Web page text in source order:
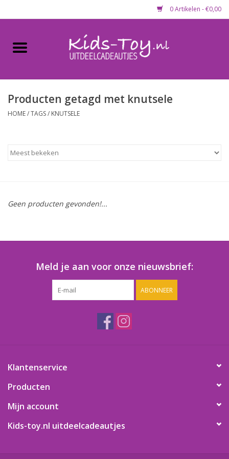
0 Artikelen - €0,00
Home
Gevulde capsules & mixen
Maandaanbieding
Lege capsules
Speelgoedpakketten
Gevulde capsules & mixen
Snoep / kauwgomballen
Producten getagd met knutsele
HOME/TAGS/ KNUTSELE
Geen producten gevonden!...
Meld je aan voor onze nieuwsbrief:
ABONNEER
Klantenservice
Producten
Mijn account
Kids-toy.nl uitdeelcadeautjes